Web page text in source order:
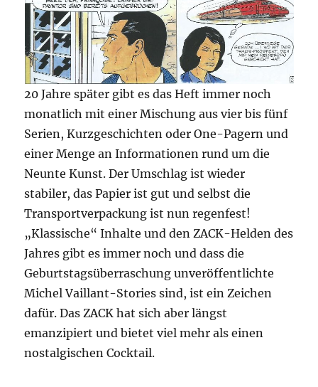
20 Jahre später gibt es das Heft immer noch
monatlich mit einer Mischung aus vier bis fünf
Serien, Kurzgeschichten oder One-Pagern und
einer Menge an Informationen rund um die
Neunte Kunst. Der Umschlag ist wieder
stabiler, das Papier ist gut und selbst die
Transportverpackung ist nun regenfest!
„Klassische“ Inhalte und den ZACK-Helden des
Jahres gibt es immer noch und dass die
Geburtstagsüberraschung unveröffentlichte
Michel Vaillant-Stories sind, ist ein Zeichen
dafür. Das ZACK hat sich aber längst
emanzipiert und bietet viel mehr als einen
nostalgischen Cocktail.